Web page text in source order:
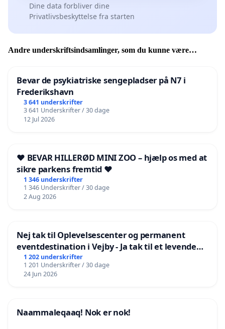
Dine data forbliver dine
Privatlivsbeskyttelse fra starten
Andre underskriftsindsamlinger, som du kunne være
Bevar de psykiatriske sengepladser på N7 i
Frederikshavn
3 641 underskrifter
3 641 Underskrifter / 30 dage
12 Jul 2026
❤️ BEVAR HILLERØD MINI ZOO – hjælp os med at
sikre parkens fremtid ❤️
1 346 underskrifter
1 346 Underskrifter / 30 dage
2 Aug 2026
Nej tak til Oplevelsescenter og permanent
eventdestination i Vejby - Ja tak til et levende
lokalområde i balance
1 202 underskrifter
1 201 Underskrifter / 30 dage
24 Jun 2026
Naammaleqaaq! Nok er nok!